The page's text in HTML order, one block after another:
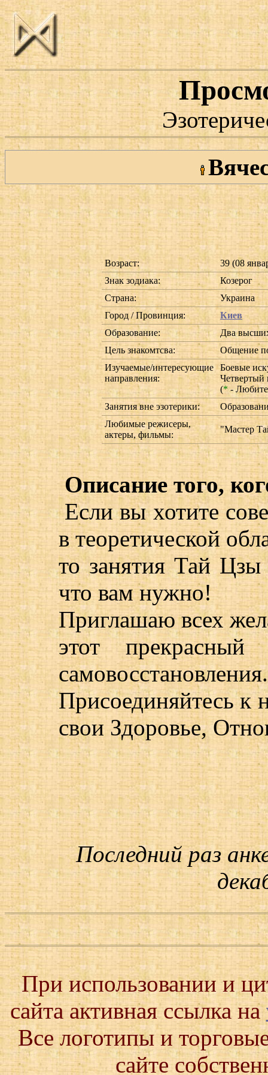
Возраст:
39 (08
Знак зодиака:
Козерог
Страна:
Украина
Город / Провинция:
Киев
Образование:
Два
Цель знакомтсва:
Общение
Изучаемые/интересующие
направления:
Боевые
Четвертый
(*-
Занятия вне эзотерики:
Любимые режисеры,
актеры, фильмы:
"Мастер
Описание того,
Если вы хотите
в теоретической
то занятия Тай
что вам нужно!
Приглашаю всех
этот прекрасный
самовосстановления.
Присоединяйтесь к
свои Здоровье,
Последний раз
При использовании и
сайта активная ссылка на
Все логотипы и
сайте